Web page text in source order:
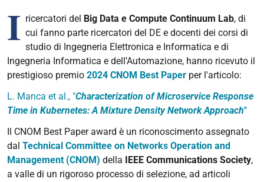
I ricercatori del Big Data e Compute Continuum Lab, di
cui fanno parte ricercatori del DE e docenti dei corsi di
studio di Ingegneria Elettronica e Informatica e di
Ingegneria Informatica e dell’Automazione, hanno ricevuto il
prestigioso premio 2024 CNOM Best Paper per l'articolo:
L. Manca et al., "Characterization of Microservice Response
Time in Kubernetes: A Mixture Density Network Approach"
Il CNOM Best Paper award è un riconoscimento assegnato
dal Technical Committee on Networks Operation and
Management (CNOM) della IEEE Communications Society,
a valle di un rigoroso processo di selezione, ad articoli